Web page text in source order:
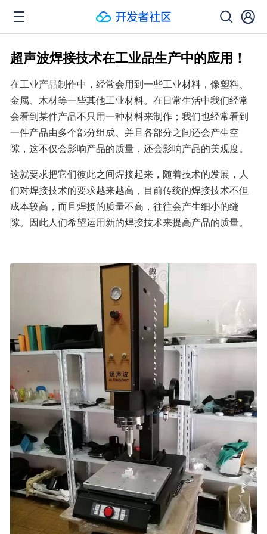
超声波焊接技术在工业品生产中的应用！
在工业产品制作中，经常会用到一些工业材料，像塑料、
金属、木材等一些其他工业材料。在日常生活中我们经常
会看到某件产品不只用一种材料来制作；我们也经常看到
一件产品由多个部分组成、并且各部分之间还会产生空
隙，这不仅会影响产品的质量，还会影响产品的美观度。
这就要求把它们彼此之间焊接起来，随着技术的发展，人
们对焊接技术的要求越来越高，目前传统的焊接技术不但
成本较高，而且焊接的质量不高，往往会产生细小的缝
隙。因此人们希望运用新的焊接技术来提高产品的质量。